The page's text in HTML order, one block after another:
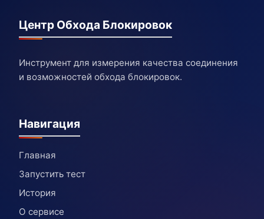
Центр Обхода Блокировок
Инструмент для измерения качества соединения
и возможностей обхода блокировок.
Навигация
Главная
Запустить тест
История
О сервисе